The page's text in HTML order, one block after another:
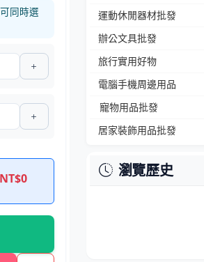
同時選
NT$0
運動休閒器材批發
辦公文具批發
旅行實用好物
電腦手機周邊用品
寵物用品批發
居家裝飾用品批發
瀏覽歷史